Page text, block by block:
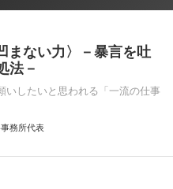
まない力〉－暴言を吐
法－
いしたいと思われる「一流の仕事
務所代表